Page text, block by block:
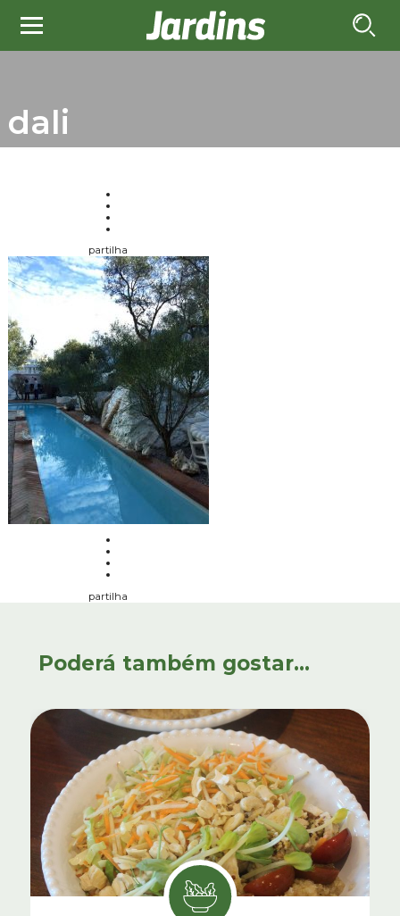
dali
partilha
partilha
Poderá também gostar...